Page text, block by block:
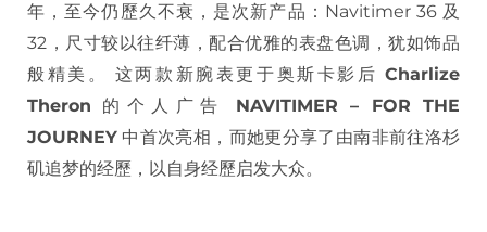
年，至今仍歷久不衰，是次新产品：Navitimer 36 及
32，尺寸较以往纤薄，配合优雅的表盘色调，犹如饰品
般精美。 这两款新腕表更于奥斯卡影后 Charlize
Theron 的个人广告 NAVITIMER – FOR THE
JOURNEY 中首次亮相，而她更分享了由南非前往洛杉
矶追梦的经歷，以自身经歷启发大众。